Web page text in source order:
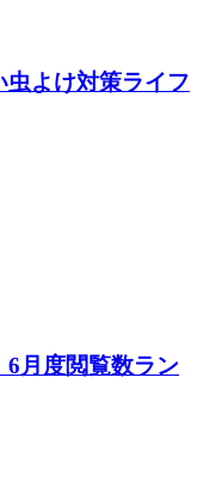
よけ対策ライフ
6月度閲覧数ラン